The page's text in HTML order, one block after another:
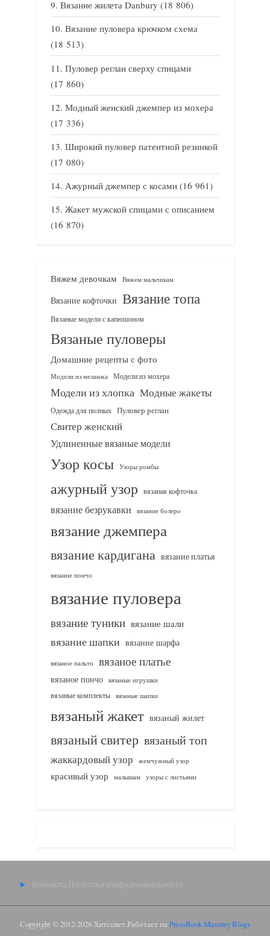
Вязание жилета Danbury (18 806)
Вязание пуловера крючком схема
(18 513)
Пуловер реглан сверху спицами
(17 860)
Модный женский джемпер из мохера
(17 336)
Широкий пуловер патентной резинкой
(17 080)
Ажурный джемпер с косами (16 961)
Жакет мужской спицами с описанием
(16 870)
Вяжем девочкам Вяжем мальчикам
Вязание кофточки Вязание топа
Вязаные модели с капюшоном
Вязаные пуловеры
Домашние рецепты с фото
Модели из меланжа Модели из мохера
Модели из хлопка Модные жакеты
Одежда для полных Пуловер реглан
Свитер женский
Удлиненные вязаные модели
Узор косы Узоры ромбы
ажурный узор вязаная кофточка
вязание безрукавки вязание болеро
вязание джемпера
вязание кардигана вязание платья
вязание пончо
вязание пуловера
вязание туники вязание шали
вязание шапки вязание шарфа
вязаное пальто вязаное платье
вязаное пончо вязаные игрушки
вязаные комплекты
вязаные шапки
вязаный жакет вязаный жилет
вязаный свитер вязаный топ
жаккардовый узор жемчужный узор
красивый узор малышам узоры с листьями
Контакты Политика конфиденциальности
Copyright © 2012-2026 Хитсовет.Работает на PressBook Masonry Blogs